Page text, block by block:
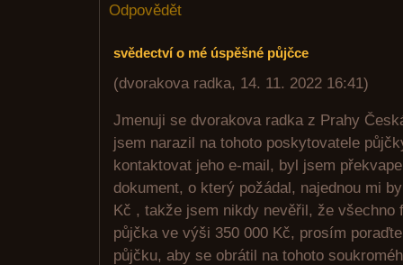
Odpovědět
svědectví o mé úspěšné půjčce
(dvorakova radka, 14. 11. 2022 16:41)
Jmenuji se dvorakova radka z Prahy
jsem narazil na tohoto poskytovatele
kontaktovat jeho e-mail, byl jsem
dokument, o který požádal, najednou mi
Kč , takže jsem nikdy nevěřil, že všechno
půjčka ve výši 350 000 Kč, prosím
půjčku, aby se obrátil na tohoto